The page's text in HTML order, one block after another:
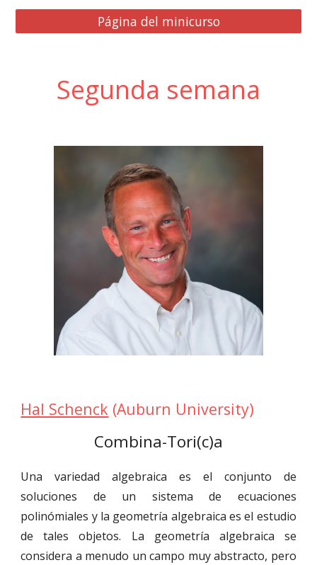
Página del minicurso
Segunda semana
Hal Schenck (Auburn University)
Combina-Tori(c)a
Una variedad algebraica es el conjunto de
soluciones de un sistema de ecuaciones
polinómiales y la geometría algebraica es el estudio
de tales objetos. La geometría algebraica se
considera a menudo un campo muy abstracto, pero